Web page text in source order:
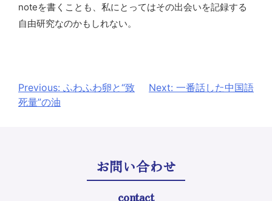
noteを書くことも、私にとってはその出会いを記録する
自由研究なのかもしれない。
投
稿
Previous: ふわふわ卵と“致
死量”の油
Next: 一番話した中国語
お問い合わせ
contact